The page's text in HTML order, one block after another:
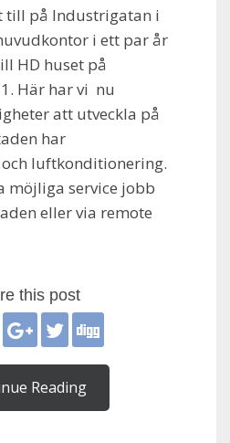
till på Industrigatan i
i ett par år
HD huset på
Här har vi nu
att utveckla på
har
luftkonditionering.
möjliga service jobb
eller via remote
this post
Reading